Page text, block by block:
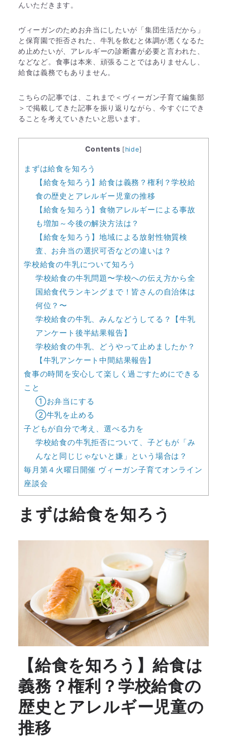
んいただきます。
ヴィーガンのためお弁当にしたいが「集団生活だから」
と保育園で拒否された、牛乳を飲むと体調が悪くなるた
め止めたいが、アレルギーの診断書が必要と言われた、
などなど。食事は本来、頑張ることではありませんし、
給食は義務でもありません。
こちらの記事では、これまで＜ヴィーガン子育て編集部
＞で掲載してきた記事を振り返りながら、今すぐにでき
ることを考えていきたいと思います。
Contents [ hide]
まずは給食を知ろう
【給食を知ろう】給食は義務？権利？学校給
食の歴史とアレルギー児童の推移
【給食を知ろう】食物アレルギーによる事故
も増加～今後の解決方法は？
【給食を知ろう】地域による放射性物質検
査、お弁当の選択可否などの違いは？
学校給食の牛乳について知ろう
学校給食の牛乳問題〜学校への伝え方から全
国給食代ランキングまで！皆さんの自治体は
何位？〜
学校給食の牛乳、みんなどうしてる？【牛乳
アンケート後半結果報告】
学校給食の牛乳、どうやって止めましたか？
【牛乳アンケート中間結果報告】
食事の時間を安心して楽しく過ごすためにできる
こと
①お弁当にする
②牛乳を止める
子どもが自分で考え、選べる力を
学校給食の牛乳拒否について、子どもが「み
んなと同じじゃないと嫌」という場合は？
毎月第４火曜日開催 ヴィーガン子育てオンライン
座談会
まずは給食を知ろう
【給食を知ろう】給食は
義務？権利？学校給食の
歴史とアレルギー児童の
推移